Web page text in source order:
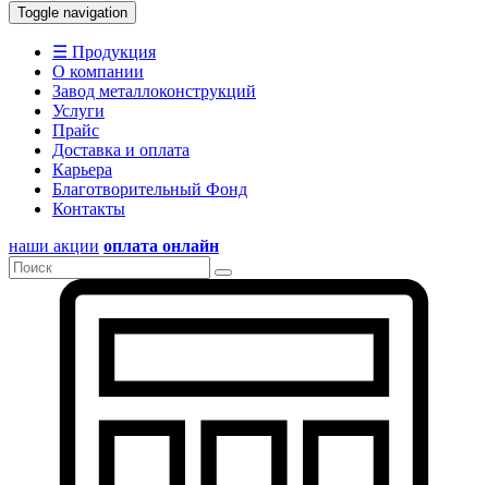
Toggle navigation
☰ Продукция
О компании
Завод металлоконструкций
Услуги
Прайс
Доставка и оплата
Карьера
Благотворительный Фонд
Контакты
наши акции оплата онлайн